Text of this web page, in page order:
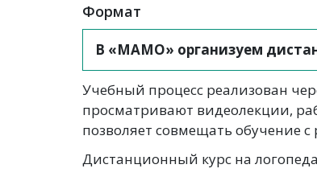
Формат
В «МАМО» организуем
Учебный процесс реализован
просматривают видеолекции,
позволяет совмещать обучение
Дистанционный курс на